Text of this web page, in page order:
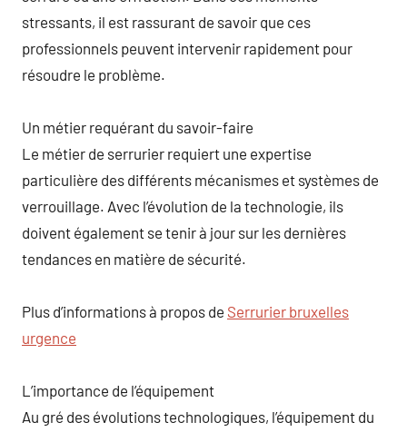
stressants, il est rassurant de savoir que ces
professionnels peuvent intervenir rapidement pour
résoudre le problème.
Un métier requérant du savoir-faire
Le métier de serrurier requiert une expertise
particulière des différents mécanismes et systèmes de
verrouillage. Avec l’évolution de la technologie, ils
doivent également se tenir à jour sur les dernières
tendances en matière de sécurité.
Plus d’informations à propos de Serrurier bruxelles
urgence
L’importance de l’équipement
Au gré des évolutions technologiques, l’équipement du